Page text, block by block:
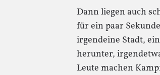
Dann liegen auch
für ein paar
irgendeine Stadt,
herunter,
Leute machen